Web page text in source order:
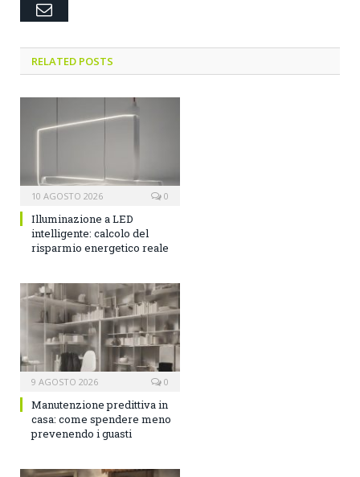
Email
RELATED POSTS
10 AGOSTO 2026 0
Illuminazione a LED
intelligente: calcolo del
risparmio energetico reale
9 AGOSTO 2026 0
Manutenzione predittiva in
casa: come spendere meno
prevenendo i guasti